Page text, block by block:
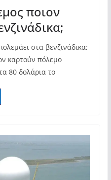
ποιον
στα βενζινάδικα;
καρτούν πόλεμο
80 δολάρια το